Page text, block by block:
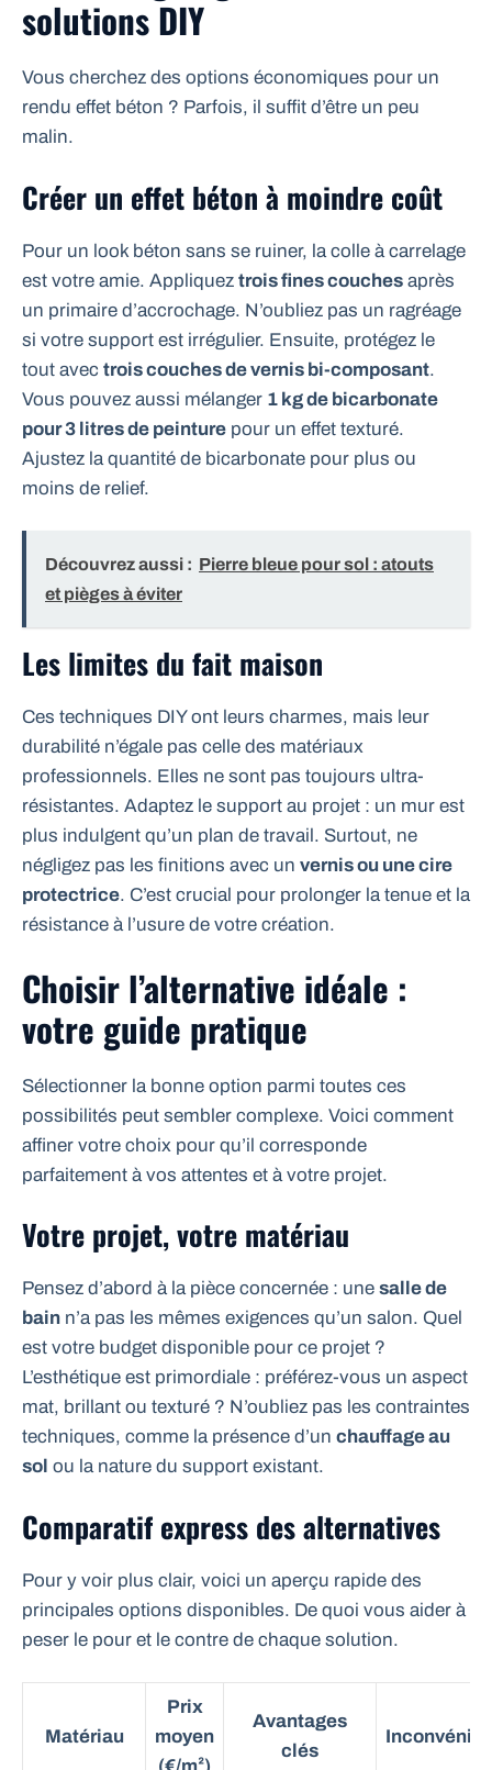
solutions DIY
Vous cherchez des options économiques pour un
rendu effet béton ? Parfois, il suffit d’être un peu
malin.
Créer un effet béton à moindre coût
Pour un look béton sans se ruiner, la colle à carrelage
est votre amie. Appliquez trois fines couches après
un primaire d’accrochage. N’oubliez pas un ragréage
si votre support est irrégulier. Ensuite, protégez le
tout avec trois couches de vernis bi-composant.
Vous pouvez aussi mélanger 1 kg de bicarbonate
pour 3 litres de peinture pour un effet texturé.
Ajustez la quantité de bicarbonate pour plus ou
moins de relief.
Découvrez aussi : Pierre bleue pour sol : atouts
et pièges à éviter
Les limites du fait maison
Ces techniques DIY ont leurs charmes, mais leur
durabilité n’égale pas celle des matériaux
professionnels. Elles ne sont pas toujours ultra-
résistantes. Adaptez le support au projet : un mur est
plus indulgent qu’un plan de travail. Surtout, ne
négligez pas les finitions avec un vernis ou une cire
protectrice. C’est crucial pour prolonger la tenue et la
résistance à l’usure de votre création.
Choisir l’alternative idéale :
votre guide pratique
Sélectionner la bonne option parmi toutes ces
possibilités peut sembler complexe. Voici comment
affiner votre choix pour qu’il corresponde
parfaitement à vos attentes et à votre projet.
Votre projet, votre matériau
Pensez d’abord à la pièce concernée : une salle de
bain n’a pas les mêmes exigences qu’un salon. Quel
est votre budget disponible pour ce projet ?
L’esthétique est primordiale : préférez-vous un aspect
mat, brillant ou texturé ? N’oubliez pas les contraintes
techniques, comme la présence d’un chauffage au
sol ou la nature du support existant.
Comparatif express des alternatives
Pour y voir plus clair, voici un aperçu rapide des
principales options disponibles. De quoi vous aider à
peser le pour et le contre de chaque solution.
Matériau
Prix
moyen
Avantages
clés